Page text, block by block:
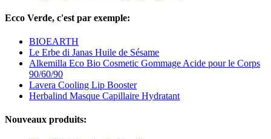
Ecco Verde, c'est par exemple:
BIOEARTH
Le Erbe di Janas Huile de Sésame
Alkemilla Eco Bio Cosmetic Gommage Acide pour le Corps
90/60/90
Lavera Cooling Lip Booster
Herbalind Masque Capillaire Hydratant
Nouveaux produits: